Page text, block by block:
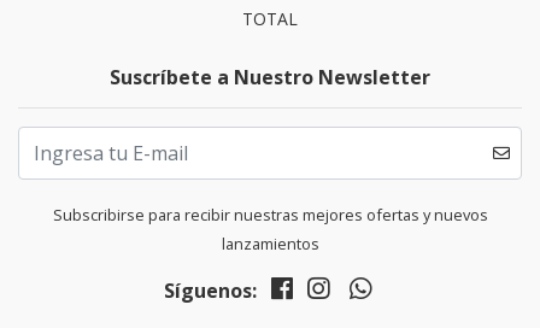
TOTAL
Suscríbete a Nuestro Newsletter
Subscribirse para recibir nuestras mejores ofertas y nuevos
lanzamientos
Síguenos: